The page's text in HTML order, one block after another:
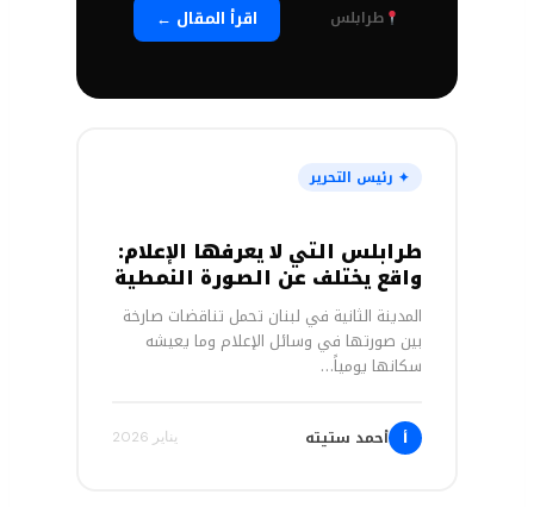
طرابلس
اقرأ المقال ←
✦ رئيس التحرير
طرابلس التي لا يعرفها الإعلام:
واقع يختلف عن الصورة النمطية
المدينة الثانية في لبنان تحمل تناقضات صارخة
بين صورتها في وسائل الإعلام وما يعيشه
سكانها يومياً…
أ أحمد ستيته يناير 2026